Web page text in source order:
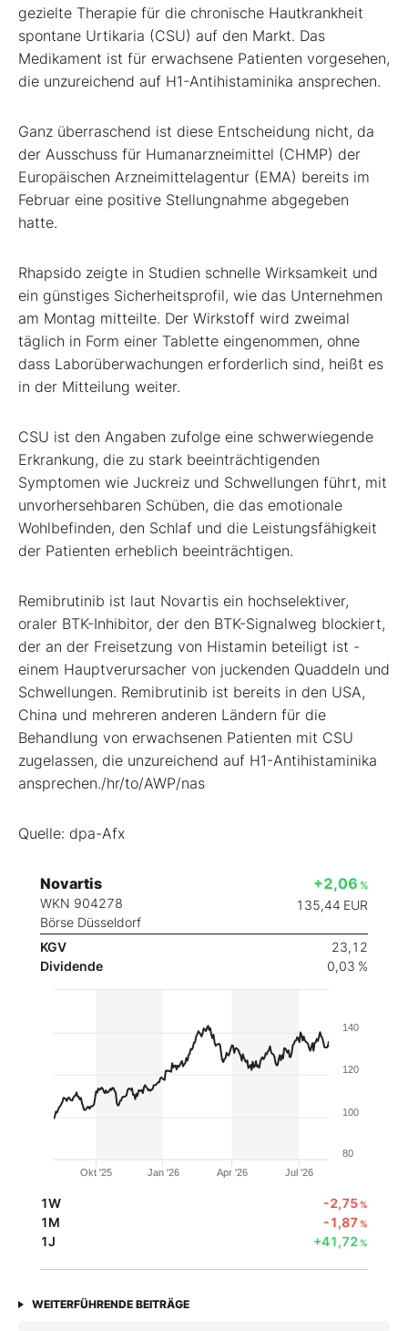
gezielte Therapie für die chronische Hautkrankheit
spontane Urtikaria (CSU) auf den Markt. Das
Medikament ist für erwachsene Patienten vorgesehen,
die unzureichend auf H1-Antihistaminika ansprechen.
Ganz überraschend ist diese Entscheidung nicht, da
der Ausschuss für Humanarzneimittel (CHMP) der
Europäischen Arzneimittelagentur (EMA) bereits im
Februar eine positive Stellungnahme abgegeben
hatte.
Rhapsido zeigte in Studien schnelle Wirksamkeit und
ein günstiges Sicherheitsprofil, wie das Unternehmen
am Montag mitteilte. Der Wirkstoff wird zweimal
täglich in Form einer Tablette eingenommen, ohne
dass Laborüberwachungen erforderlich sind, heißt es
in der Mitteilung weiter.
CSU ist den Angaben zufolge eine schwerwiegende
Erkrankung, die zu stark beeinträchtigenden
Symptomen wie Juckreiz und Schwellungen führt, mit
unvorhersehbaren Schüben, die das emotionale
Wohlbefinden, den Schlaf und die Leistungsfähigkeit
der Patienten erheblich beeinträchtigen.
Remibrutinib ist laut Novartis ein hochselektiver,
oraler BTK-Inhibitor, der den BTK-Signalweg blockiert,
der an der Freisetzung von Histamin beteiligt ist -
einem Hauptverursacher von juckenden Quaddeln und
Schwellungen. Remibrutinib ist bereits in den USA,
China und mehreren anderen Ländern für die
Behandlung von erwachsenen Patienten mit CSU
zugelassen, die unzureichend auf H1-Antihistaminika
ansprechen./hr/to/AWP/nas
Quelle: dpa-Afx
Novartis
WKN 904278
Börse Düsseldorf
+2,06 %
135,44 EUR
KGV
23,12
Dividende
0,03 %
Okt '25 Jan '26 Apr '26 Jul '26
80
100
120
140
1W -2,75%
1M -1,87 %
1J +41,72%
WEITERFÜHRENDE BEITRÄGE